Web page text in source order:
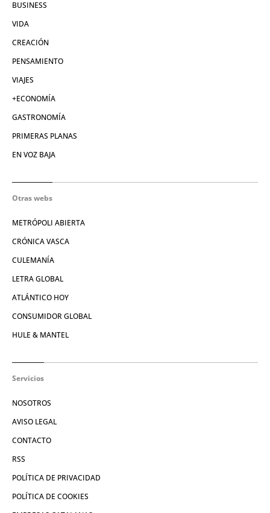
BUSINESS
VIDA
CREACIÓN
PENSAMIENTO
VIAJES
+ECONOMÍA
GASTRONOMÍA
PRIMERAS PLANAS
EN VOZ BAJA
Otras webs
METRÓPOLI ABIERTA
CRÓNICA VASCA
CULEMANÍA
LETRA GLOBAL
ATLÁNTICO HOY
CONSUMIDOR GLOBAL
HULE & MANTEL
Servicios
NOSOTROS
AVISO LEGAL
CONTACTO
RSS
POLÍTICA DE PRIVACIDAD
POLÍTICA DE COOKIES